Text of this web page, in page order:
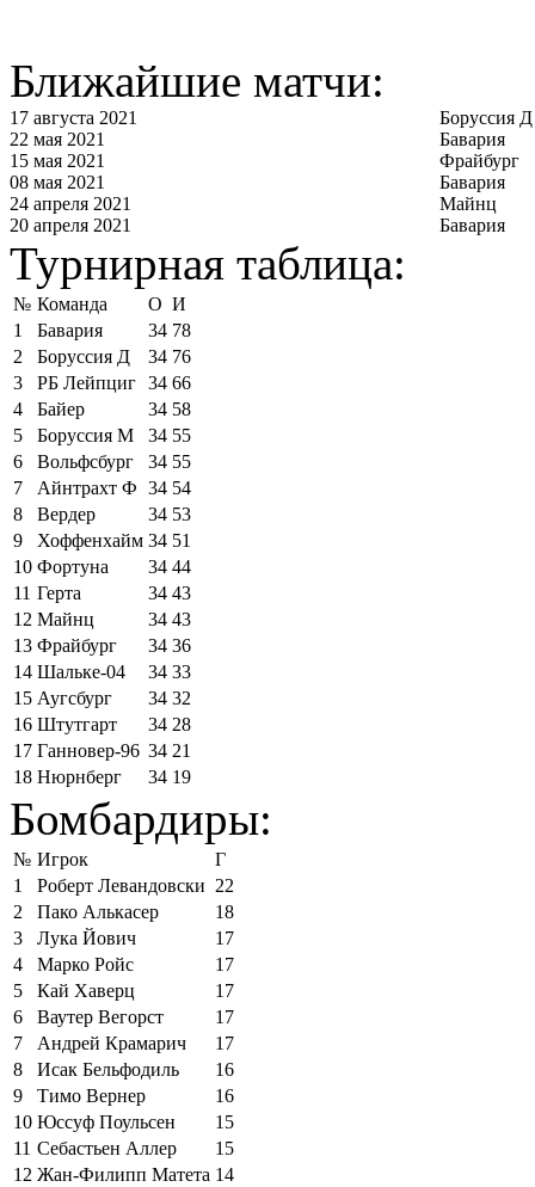
Ближайшие матчи:
17 августа 2021
Боруссия Д
22 мая 2021
Бавария
15 мая 2021
Фрайбург
08 мая 2021
Бавария
24 апреля 2021
Майнц
20 апреля 2021
Бавария
Турнирная таблица:
№ Команда О И
1
Бавария 34 78
2
Боруссия Д 34 76
3
РБ Лейпциг 34 66
4
Байер 34 58
5
Боруссия М 34 55
6
Вольфсбург 34 55
7
Айнтрахт Ф 34 54
8
Вердер 34 53
9
Хоффенхайм 34 51
10 Фортуна 34 44
11 Герта 34 43
12 Майнц 34 43
13 Фрайбург 34 36
14 Шальке-04 34 33
15 Аугсбург 34 32
16 Штутгарт 34 28
17 Ганновер-96 34 21
18 Нюрнберг 34 19
Бомбардиры:
№ Игрок
Г
1
Роберт Левандовски 22
2
Пако Алькасер
18
3
Лука Йович
17
4
Марко Ройс
17
5
Кай Хаверц
17
6
Ваутер Вегорст
17
7
Андрей Крамарич
17
8
Исак Бельфодиль
16
9
Тимо Вернер
16
10 Юссуф Поульсен
15
11 Себастьен Аллер
15
12 Жан-Филипп Матета 14